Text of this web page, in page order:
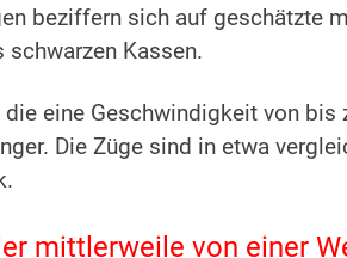
beziffern sich auf geschätzte
Kassen.
die eine Geschwindigkeit von
Die Züge sind in etwa
mittlerweile von einer